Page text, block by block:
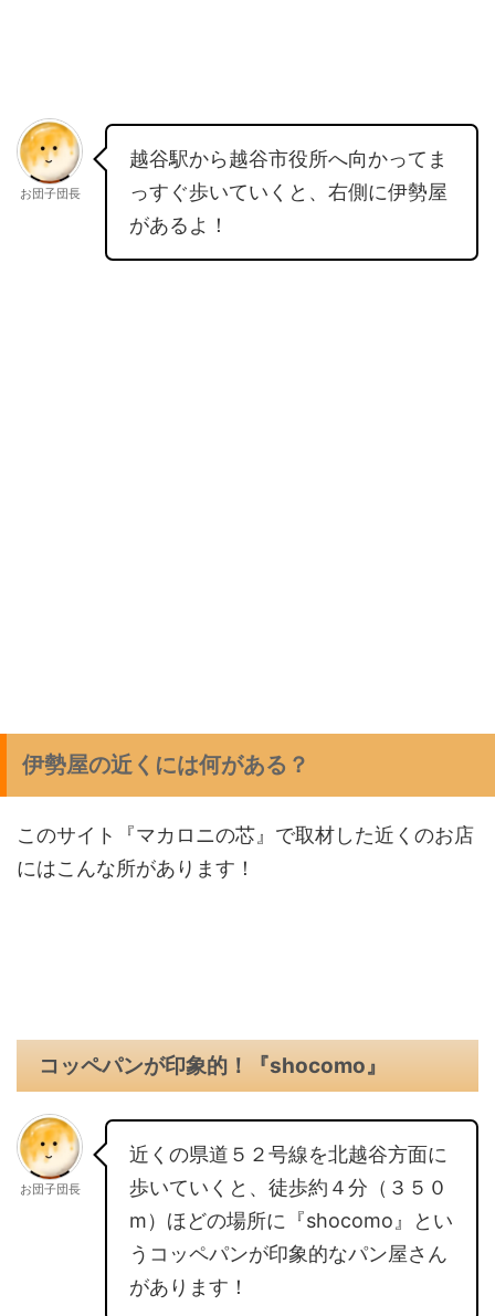
お団子団長
越谷駅から越谷市役所へ向かってま
っすぐ歩いていくと、右側に伊勢屋
があるよ！
伊勢屋の近くには何がある？
このサイト『マカロニの芯』で取材した近くのお店
にはこんな所があります！
コッペパンが印象的！『shocomo』
お団子団長
近くの県道５２号線を北越谷方面に
歩いていくと、徒歩約４分（３５０
m）ほどの場所に『shocomo』とい
うコッペパンが印象的なパン屋さん
があります！